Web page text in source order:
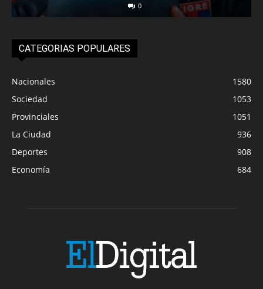
0
CATEGORIAS POPULARES
Nacionales
1580
Sociedad
1053
Provinciales
1051
La Ciudad
936
Deportes
908
Economía
684